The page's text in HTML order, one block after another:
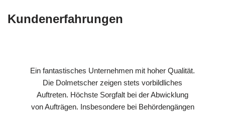
Kundenerfahrungen
Ein fantastisches Unternehmen mit hoher Qualität.
Die Dolmetscher zeigen stets vorbildliches
Auftreten. Höchste Sorgfalt bei der Abwicklung
von Aufträgen. Insbesondere bei Behördengängen